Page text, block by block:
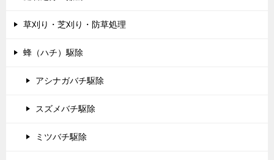
草刈り・芝刈り・防草処理
蜂（ハチ）駆除
アシナガバチ駆除
スズメバチ駆除
ミツバチ駆除